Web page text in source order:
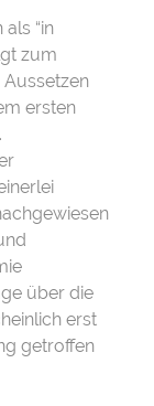
“in
zum
Aussetzen
ersten
über die
erst
getroffen